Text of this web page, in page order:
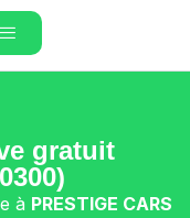
gratuit
à PRESTIGE CARS